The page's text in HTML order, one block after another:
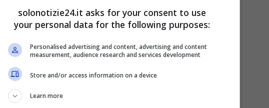
la
Paradiso, e tutti sono pronti a commentare
solonotizie24.it asks for your consent to use
your personal data for the following purposes:
Personalised advertising and content, advertising and content
measurement, audience research and services development
Store and/or access information on a device
Learn more